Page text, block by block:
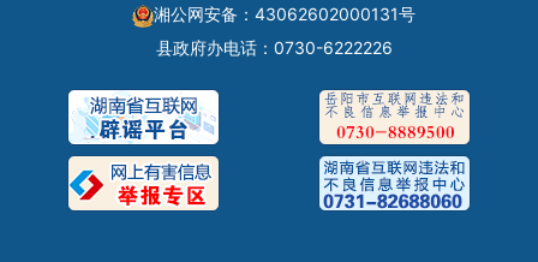
湘公网安备：43062602000131号
县政府办电话：0730-6222226